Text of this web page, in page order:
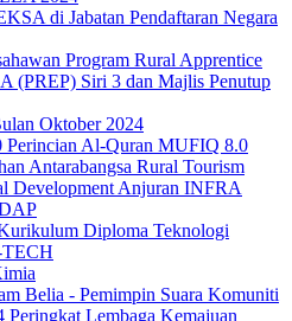
di Jabatan Pendaftaran Negara
Program Rural Apprentice
(PREP) Siri 3 dan Majlis Penutup
Oktober 2024
Perincian Al-Quran MUFIQ 8.0
Antarabangsa Rural Tourism
Development Anjuran INFRA
Diploma Teknologi
Belia - Pemimpin Suara Komuniti
Peringkat Lembaga Kemajuan